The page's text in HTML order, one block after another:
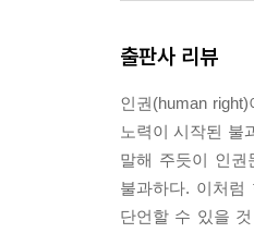
Ⅰ. 들어가며: 소수자
1. 비국적자 차별
2. 제한적이며 불
3. 배타적 순혈의
Ⅲ. 옹호연합 간 갈등
1. 옹호연합모형
출판사 리뷰
인권(human
노력이 시작된 불
말해 주듯이 인
불과하다. 이처럼
단언할 수 있을